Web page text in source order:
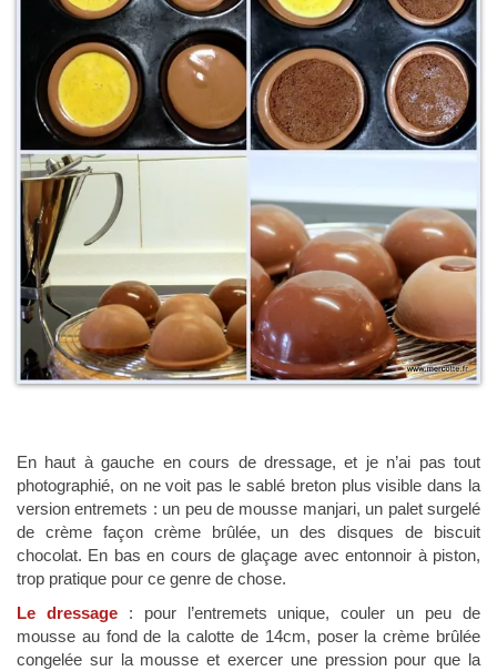
En haut à gauche en cours de dressage, et je n’ai pas tout
photographié, on ne voit pas le sablé breton plus visible dans la
version entremets : un peu de mousse manjari, un palet surgelé
de crème façon crème brûlée, un des disques de biscuit
chocolat. En bas en cours de glaçage avec entonnoir à piston,
trop pratique pour ce genre de chose.
Le dressage
: pour l’entremets unique, couler un peu de
mousse au fond de la calotte de 14cm, poser la crème brûlée
congelée sur la mousse et exercer une pression pour que la